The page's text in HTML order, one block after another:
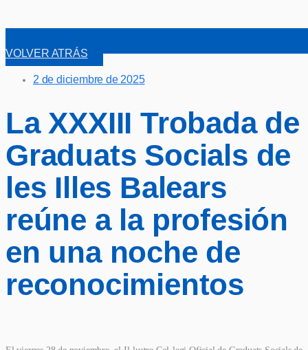
VOLVER ATRÁS
2 de diciembre de 2025
La XXXIII Trobada de
Graduats Socials de
les Illes Balears
reúne a la profesión
en una noche de
reconocimientos